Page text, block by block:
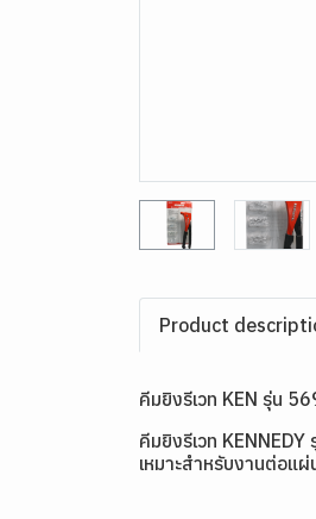
Product
คีมยิงรีเวท KEN รุ่น
คีมยิงรีเวท
เหมาะสำหรับงานต่อแ